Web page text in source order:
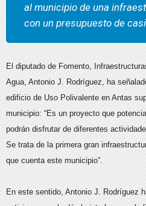
al municipio de una
con un presupuesto de
El diputado de Fomento,
Agua, Antonio J. Rodríguez, ha
edificio de Uso Polivalente en Antas
municipio: “Es un proyecto que
podrán disfrutar de diferentes
Se trata de la primera gran
que cuenta este municipio”.
En este sentido, Antonio J. Rodríguez